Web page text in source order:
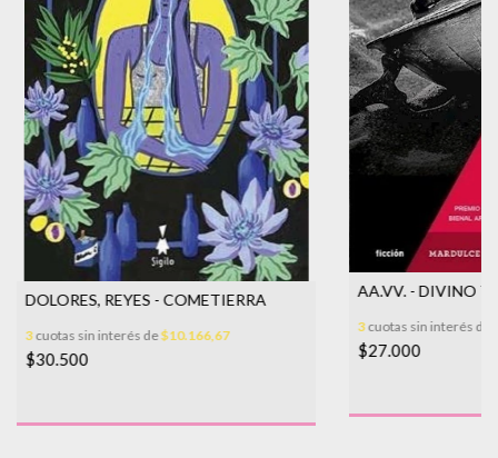
DOLORES, REYES - COMETIERRA
3cuotas sin interés de$10.166,67
$30.500
AA.VV. - DIVINO
3cuotas sin interés de
$27.000